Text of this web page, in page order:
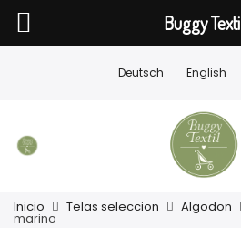
Deutsch English
Inicio Telas seleccion Algodon
marino
Buggy